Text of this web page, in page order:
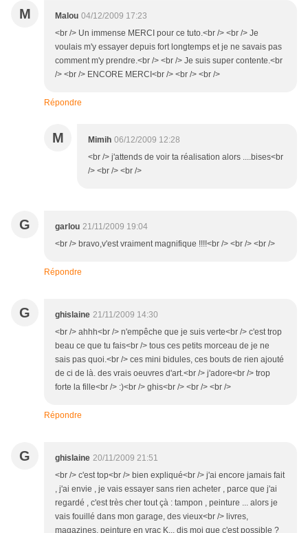
M Malou 04/12/2009 17:23
<br /> Un immense MERCI pour ce tuto.<br /> <br /> Je
voulais m'y essayer depuis fort longtemps et je ne savais pas
comment m'y prendre.<br /> <br /> Je suis super contente.<br
/> <br /> ENCORE MERCI<br /> <br /> <br />
Répondre
M Mimih 06/12/2009 12:28
<br /> j'attends de voir ta réalisation alors ....bises<br
/> <br /> <br />
G garlou 21/11/2009 19:04
<br /> bravo,v'est vraiment magnifique !!!!<br /> <br /> <br />
Répondre
G ghislaine 21/11/2009 14:30
<br /> ahhh<br /> n'empêche que je suis verte<br /> c'est trop
beau ce que tu fais<br /> tous ces petits morceau de je ne
sais pas quoi.<br /> ces mini bidules, ces bouts de rien ajouté
de ci de là. des vrais oeuvres d'art.<br /> j'adore<br /> trop
forte la fille<br /> :)<br /> ghis<br /> <br /> <br />
Répondre
G ghislaine 20/11/2009 21:51
<br /> c'est top<br /> bien expliqué<br /> j'ai encore jamais fait
, j'ai envie , je vais essayer sans rien acheter , parce que j'ai
regardé , c'est très cher tout çà : tampon , peinture ... alors je
vais fouillé dans mon garage, des vieux<br /> livres,
magazines, peinture en vrac K... dis moi que c'est possible ?